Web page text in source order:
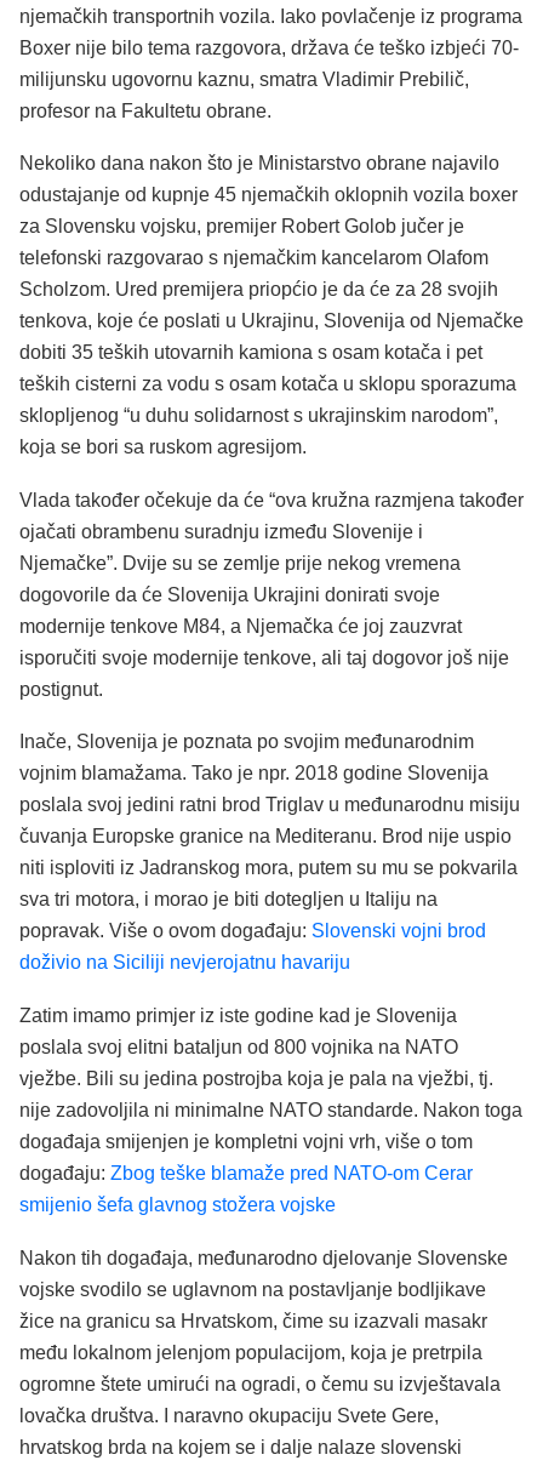
njemačkih transportnih vozila. Iako povlačenje iz programa
Boxer nije bilo tema razgovora, država će teško izbjeći 70-
milijunsku ugovornu kaznu, smatra Vladimir Prebilič,
profesor na Fakultetu obrane.
Nekoliko dana nakon što je Ministarstvo obrane najavilo
odustajanje od kupnje 45 njemačkih oklopnih vozila boxer
za Slovensku vojsku, premijer Robert Golob jučer je
telefonski razgovarao s njemačkim kancelarom Olafom
Scholzom. Ured premijera priopćio je da će za 28 svojih
tenkova, koje će poslati u Ukrajinu, Slovenija od Njemačke
dobiti 35 teških utovarnih kamiona s osam kotača i pet
teških cisterni za vodu s osam kotača u sklopu sporazuma
sklopljenog “u duhu solidarnost s ukrajinskim narodom”,
koja se bori sa ruskom agresijom.
Vlada također očekuje da će “ova kružna razmjena također
ojačati obrambenu suradnju između Slovenije i
Njemačke”. Dvije su se zemlje prije nekog vremena
dogovorile da će Slovenija Ukrajini donirati svoje
modernije tenkove M84, a Njemačka će joj zauzvrat
isporučiti svoje modernije tenkove, ali taj dogovor još nije
postignut.
Inače, Slovenija je poznata po svojim međunarodnim
vojnim blamažama. Tako je npr. 2018 godine Slovenija
poslala svoj jedini ratni brod Triglav u međunarodnu misiju
čuvanja Europske granice na Mediteranu. Brod nije uspio
niti isploviti iz Jadranskog mora, putem su mu se pokvarila
sva tri motora, i morao je biti dotegljen u Italiju na
popravak. Više o ovom događaju: Slovenski vojni brod
doživio na Siciliji nevjerojatnu havariju
Zatim imamo primjer iz iste godine kad je Slovenija
poslala svoj elitni bataljun od 800 vojnika na NATO
vježbe. Bili su jedina postrojba koja je pala na vježbi, tj.
nije zadovoljila ni minimalne NATO standarde. Nakon toga
događaja smijenjen je kompletni vojni vrh, više o tom
događaju: Zbog teške blamaže pred NATO-om Cerar
smijenio šefa glavnog stožera vojske
Nakon tih događaja, međunarodno djelovanje Slovenske
vojske svodilo se uglavnom na postavljanje bodljikave
žice na granicu sa Hrvatskom, čime su izazvali masakr
među lokalnom jelenjom populacijom, koja je pretrpila
ogromne štete umirući na ogradi, o čemu su izvještavala
lovačka društva. I naravno okupaciju Svete Gere,
hrvatskog brda na kojem se i dalje nalaze slovenski